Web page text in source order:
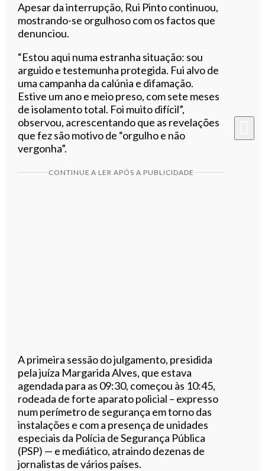
Apesar da interrupção, Rui Pinto continuou,
mostrando-se orgulhoso com os factos que
denunciou.
“Estou aqui numa estranha situação: sou
arguido e testemunha protegida. Fui alvo de
uma campanha da calúnia e difamação.
Estive um ano e meio preso, com sete meses
de isolamento total. Foi muito difícil”,
observou, acrescentando que as revelações
que fez são motivo de “orgulho e não
vergonha”.
CONTINUE A LER APÓS A PUBLICIDADE
A primeira sessão do julgamento, presidida
pela juíza Margarida Alves, que estava
agendada para as 09:30, começou às 10:45,
rodeada de forte aparato policial – expresso
num perímetro de segurança em torno das
instalações e com a presença de unidades
especiais da Polícia de Segurança Pública
(PSP) — e mediático, atraindo dezenas de
jornalistas de vários países.